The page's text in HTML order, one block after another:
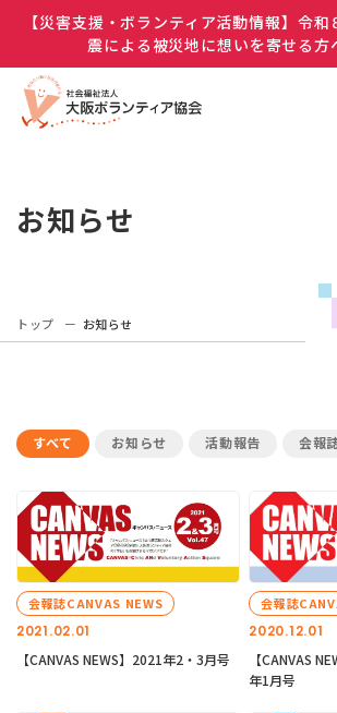
【災害支援・ボランティア活動情報】令和
震による被災地に想いを寄せる方
お知らせ
トップ お知らせ
すべて お知らせ 活動報告 会報
2021.02.01
会報誌CANVAS NEWS
【CANVAS NEWS】2021年2・3月号
2020.12.01
会報誌
【CANVAS
年1月号